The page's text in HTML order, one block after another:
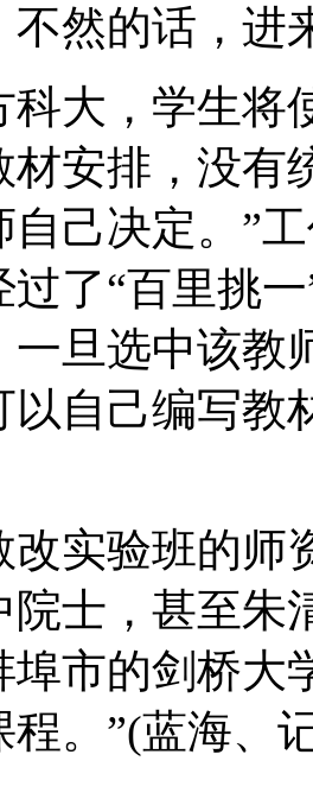
不然的话，进
，学生将
材安排，没有
自己决定。”
过了“百里挑
一旦选中该教
以自己编写教
实验班的师
院士，甚至朱
埠市的剑桥大
程。”(蓝海、